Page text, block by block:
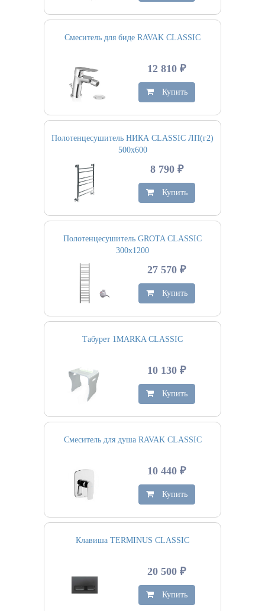
Смеситель для биде RAVAK CLASSIC
12 810 ₽
Купить
Полотенцесушитель НИКА CLASSIC ЛП(г2)
500х600
8 790 ₽
Купить
Полотенцесушитель GROTA CLASSIC
300х1200
27 570 ₽
Купить
Табурет 1MARKA CLASSIC
10 130 ₽
Купить
Смеситель для душа RAVAK CLASSIC
10 440 ₽
Купить
Клавиша TERMINUS CLASSIC
20 500 ₽
Купить